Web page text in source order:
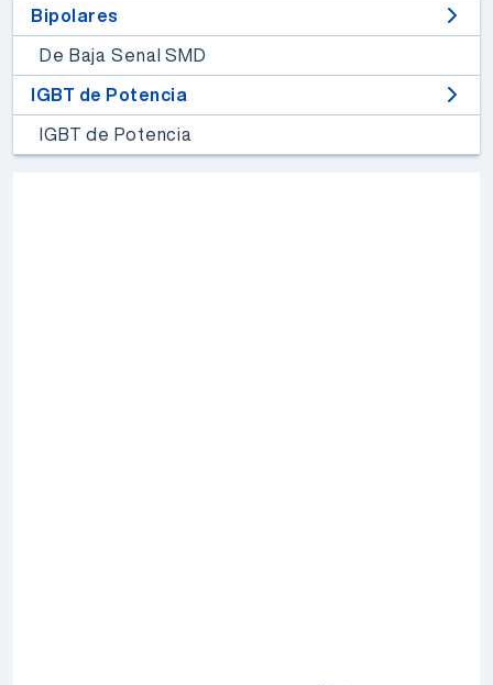
Bipolares
De Baja Senal SMD
IGBT de Potencia
IGBT de Potencia